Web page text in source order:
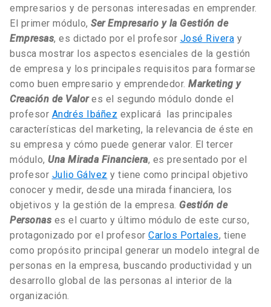
empresarios y de personas interesadas en emprender.
El primer módulo, Ser Empresario y la Gestión de
Empresas, es dictado por el profesor José Rivera y
busca mostrar los aspectos esenciales de la gestión
de empresa y los principales requisitos para formarse
como buen empresario y emprendedor. Marketing y
Creación de Valores el segundo módulo donde el
profesor Andrés Ibáñez explicará las principales
características del marketing, la relevancia de éste en
su empresa y cómo puede generar valor. El tercer
módulo, Una Mirada Financiera, es presentado por el
profesor Julio Gálvez y tiene como principal objetivo
conocer y medir, desde una mirada financiera, los
objetivos y la gestión de la empresa. Gestión de
Personas es el cuarto y último módulo de este curso,
protagonizado por el profesor Carlos Portales, tiene
como propósito principal generar un modelo integral de
personas en la empresa, buscando productividad y un
desarrollo global de las personas al interior de la
organización.